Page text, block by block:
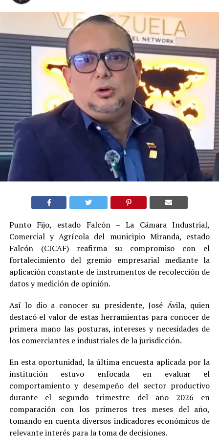
Punto Fijo, estado Falcón – La Cámara Industrial,
Comercial y Agrícola del municipio Miranda, estado
Falcón (CICAF) reafirma su compromiso con el
fortalecimiento del gremio empresarial mediante la
aplicación constante de instrumentos de recolección de
datos y medición de opinión.
Así lo dio a conocer su presidente, José Ávila, quien
destacó el valor de estas herramientas para conocer de
primera mano las posturas, intereses y necesidades de
los comerciantes e industriales de la jurisdicción.
En esta oportunidad, la última encuesta aplicada por la
institución estuvo enfocada en evaluar el
comportamiento y desempeño del sector productivo
durante el segundo trimestre del año 2026 en
comparación con los primeros tres meses del año,
tomando en cuenta diversos indicadores económicos de
relevante interés para la toma de decisiones.